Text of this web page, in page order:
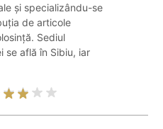
și specializându-se
de articole
Sediul
se află în Sibiu, iar